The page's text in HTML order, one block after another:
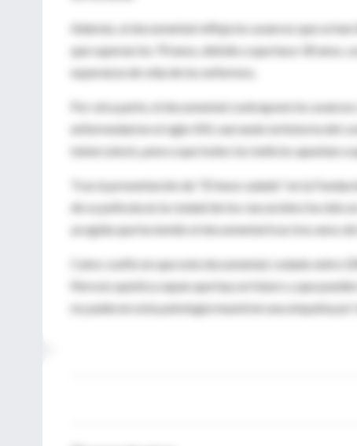
Además, el documental refleja los avances que se
que superan los 70 anos, debido a que hace 30 anos,
esperanza de vida de los enfermos.
Por otra parte, el documental contrapone los
enfermedad en el siglo XIX, narrando la historia del
tuberculosis, pese a que todos los indicios apuntan a
Tras la presentación de "El beso salado" en la
de su película en la ciudad de los rascacielos ha sido
acogida que ha tenido el documental tras tres anos
Calvo confió en que este documental, rodado entre
fibrosis quística sepan que hay un futuro y que
no padecen esta patología muestren una empatía por